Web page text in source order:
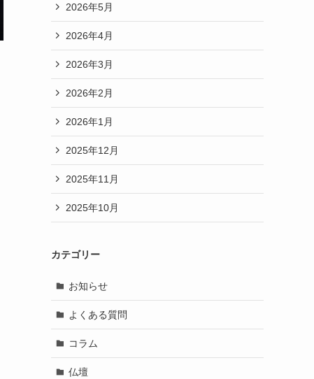
2026年5月
2026年4月
2026年3月
2026年2月
2026年1月
2025年12月
2025年11月
2025年10月
カテゴリー
お知らせ
よくある質問
コラム
仏壇